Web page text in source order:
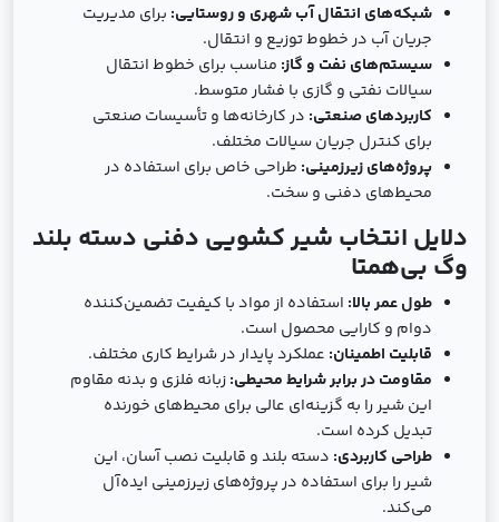
شبکه‌های انتقال آب شهری و روستایی: برای مدیریت
جریان آب در خطوط توزیع و انتقال.
سیستم‌های نفت و گاز: مناسب برای خطوط انتقال
سیالات نفتی و گازی با فشار متوسط.
کاربردهای صنعتی: در کارخانه‌ها و تأسیسات صنعتی
برای کنترل جریان سیالات مختلف.
پروژه‌های زیرزمینی: طراحی خاص برای استفاده در
محیط‌های دفنی و سخت.
دلایل انتخاب شیر کشویی دفنی دسته بلند
وگ بی‌همتا
طول عمر بالا: استفاده از مواد با کیفیت تضمین‌کننده
دوام و کارایی محصول است.
قابلیت اطمینان: عملکرد پایدار در شرایط کاری مختلف.
مقاومت در برابر شرایط محیطی:زبانه فلزی و بدنه مقاوم
این شیر را به گزینه‌ای عالی برای محیط‌های خورنده
تبدیل کرده است.
طراحی کاربردی: دسته بلند و قابلیت نصب آسان، این
شیر را برای استفاده در پروژه‌های زیرزمینی ایده‌آل
می‌کند.